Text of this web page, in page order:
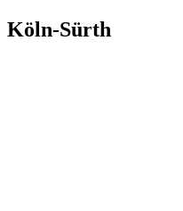
Zum
Inhalt
Köln-Sürth